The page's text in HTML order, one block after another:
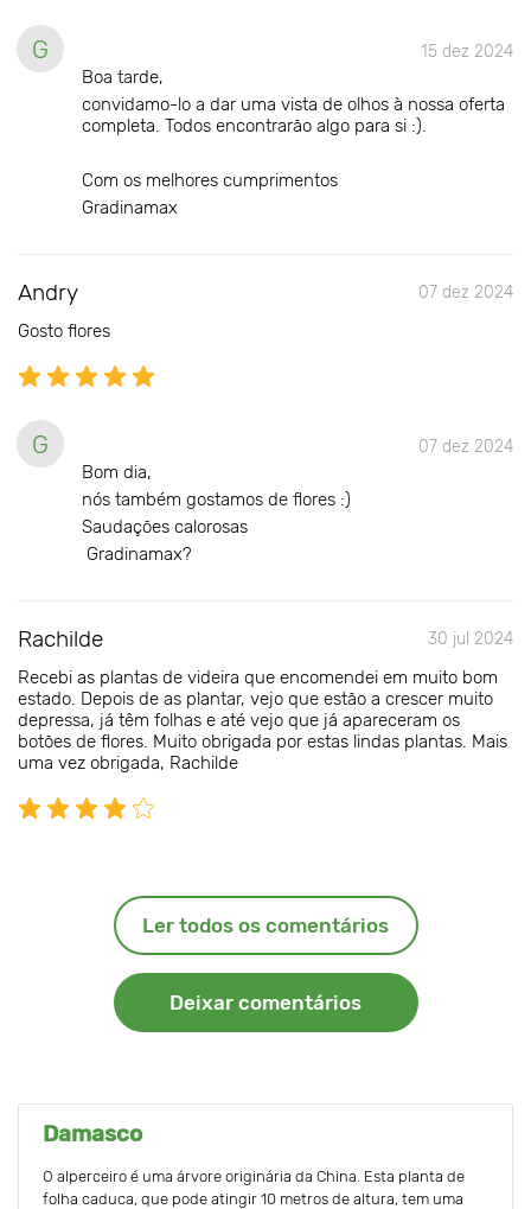
G 15 dez 2024
Boa tarde,
convidamo-lo a dar uma vista de olhos à nossa oferta
completa. Todos encontrarão algo para si :).
Com os melhores cumprimentos
Gradinamax
Andry 07 dez 2024
Gosto flores
G 07 dez 2024
Bom dia,
nós também gostamos de flores :)
Saudações calorosas
Gradinamax?
Rachilde 30 jul 2024
Recebi as plantas de videira que encomendei em muito bom
estado. Depois de as plantar, vejo que estão a crescer muito
depressa, já têm folhas e até vejo que já apareceram os
botões de flores. Muito obrigada por estas lindas plantas. Mais
uma vez obrigada, Rachilde
Ler todos os comentários
Deixar comentários
Damasco
O alperceiro é uma árvore originária da China. Esta planta de
folha caduca, que pode atingir 10 metros de altura, tem uma